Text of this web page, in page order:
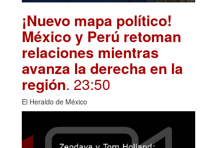
¡Nuevo mapa político!
México y Perú retoman
relaciones mientras
avanza la derecha en la
región. 23:50
El Heraldo de México